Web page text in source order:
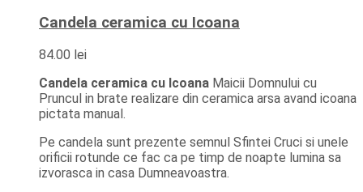
Candela ceramica cu Icoana
84.00 lei
Candela ceramica cu Icoana Maicii Domnului cu
Pruncul in brate realizare din ceramica arsa avand icoana
pictata manual.
Pe candela sunt prezente semnul Sfintei Cruci si unele
orificii rotunde ce fac ca pe timp de noapte lumina sa
izvorasca in casa Dumneavoastra.